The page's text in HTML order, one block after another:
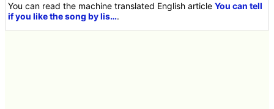
You can read the machine translated English articleYou can tell
if you like the song by lis….